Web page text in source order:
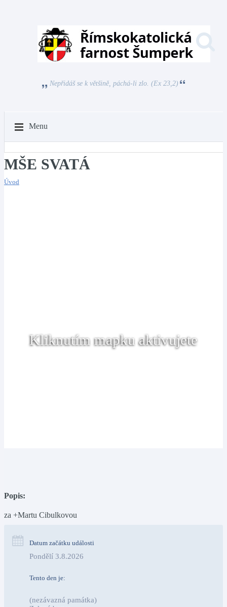
Nepřidáš se k většině, páchá-li zlo. (Ex 23,2)
Menu
MŠE SVATÁ
Úvod
Kliknutím mapku aktivujete
Popis:
za +Martu Cibulkovou
Datum začátku události
Pondělí 3.8.2026
Tento den je:
(nezávazná památka)